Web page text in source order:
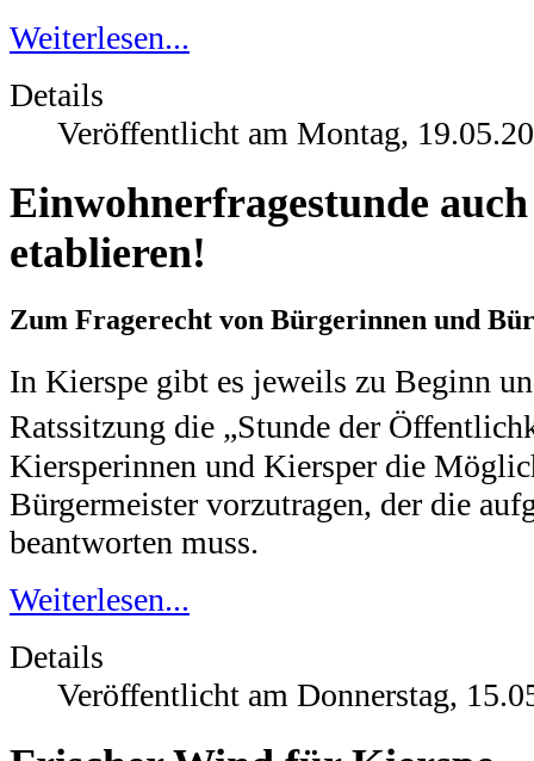
Weiterlesen...
Details
Veröffentlicht am Montag,
Einwohnerfragestunde auch
etablieren!
Zum Fragerecht von Bürgerinnen und
In Kierspe gibt es jeweils zu Beginn
Ratssitzung die „Stunde der
Kiersperinnen und Kiersper die
Bürgermeister vorzutragen, der die
beantworten muss.
Weiterlesen...
Details
Veröffentlicht am Donnerstag,